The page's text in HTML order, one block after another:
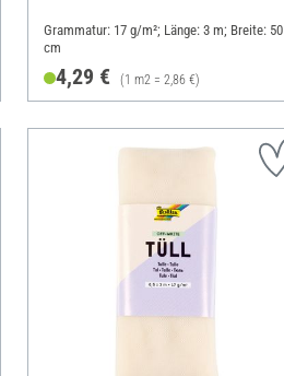
Grammatur: 17 g/m²; Länge: 3 m; Breite: 50
cm
4,29 € (1 m2 = 2,86 €)